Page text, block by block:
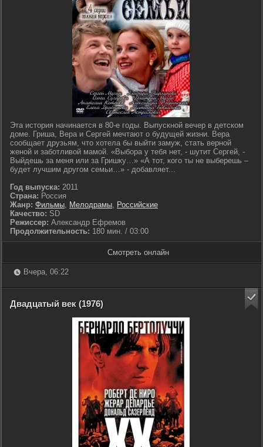
Эта история начинается в 80-е годы. Выпускной вечер в детском
доме. Гриша, Вера и Сергей мечтают о будущей жизни. Вера
сообщает друзьям, что хотела бы выйти замуж, стать верной
женой и заботливой мамой. «Выбора у тебя нет, - шутит Сергей, -
Выйдешь за меня или за Гришку…» «А тот, кого ты не выберешь –
будет лучшим другом семьи…» - добавляет...
Год выпуска: 2011
Страна: Россия
Жанр: Фильмы, Мелодрамы, Российские
Качество: SD
Режиссер: Александр Ефремов
Продолжительность: 180 мин. / 03:00
Смотреть онлайн
Вчера, 06:22
Двадцатый век (1976)